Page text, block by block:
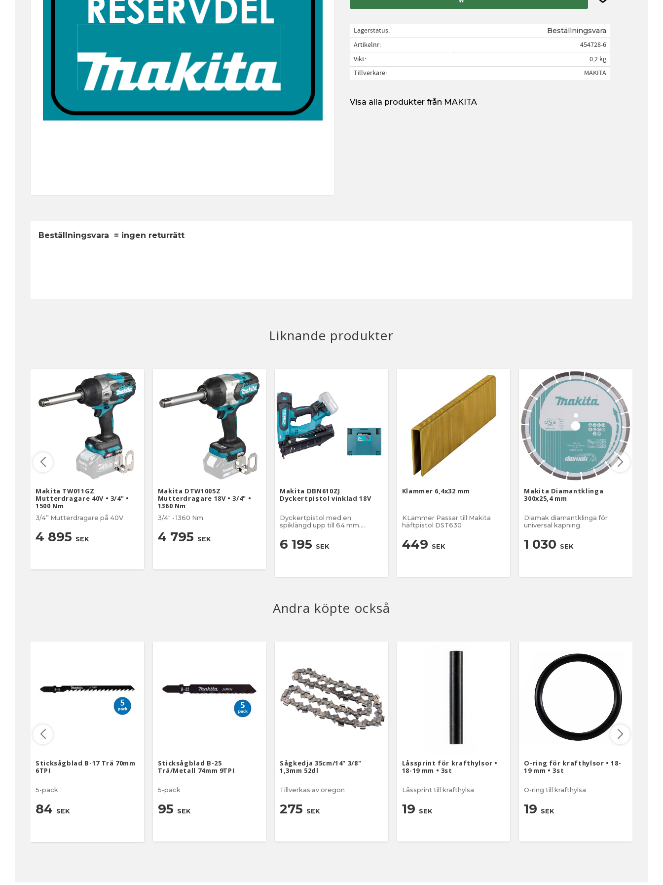
Lagerstatus Beställningsvara
Artikelnr
454728-6
Vikt
0,2 kg
Tillverkare
MAKITA
Visa alla produkter från MAKITA
Beställningsvara = ingen returrätt
Liknande produkter
Makita TW011GZ
Mutterdragare 40V • 3/4" •
1500 Nm
3/4” Mutterdragare på 40V.
4 895 SEK
Makita DTW1005Z
Mutterdragare 18V • 3/4" •
1360 Nm
3/4" • 1360 Nm
4 795 SEK
Makita DBN610ZJ
Dyckertpistol vinklad 18V
Dyckertpistol med en
spiklängd upp till 64 mm.
6 195 SEK
Klammer 6,4x32 mm
KLammer Passar till Makita
häftpistol DST630
449 SEK
Makita Diamantklinga
300x25,4 mm
Diamak diamantklinga för
universal kapning.
1 030 SEK
Andra köpte också
Sticksågblad B-17 Trä 70mm
6TPI
5-pack
84 SEK
Sticksågblad B-25
Trä/Metall 74mm 9TPI
5-pack
95 SEK
Sågkedja 35cm/14" 3/8"
1,3mm 52dl
Tillverkas av oregon
275 SEK
Låssprint för krafthylsor •
18-19 mm • 3st
Låssprint till krafthylsa
19 SEK
O-ring för krafthylsor • 18-
19 mm • 3st
O-ring till krafthylsa
19 SEK